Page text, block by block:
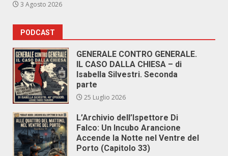
3 Agosto 2026
PODCAST
GENERALE CONTRO GENERALE.
IL CASO DALLA CHIESA – di
Isabella Silvestri. Seconda
parte
25 Luglio 2026
L’Archivio dell’Ispettore Di
Falco: Un Incubo Arancione
Accende la Notte nel Ventre del
Porto (Capitolo 33)